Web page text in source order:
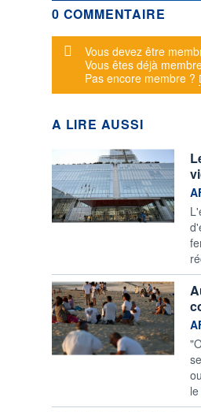
0 COMMENTAIRE
Message d'alerte
Vous devez être
Vous êtes déjà
Pas encore membre ?
A LIRE AUSSI